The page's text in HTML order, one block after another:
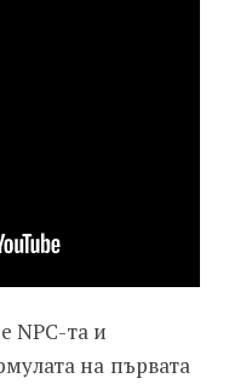
NPC-та и
на първата